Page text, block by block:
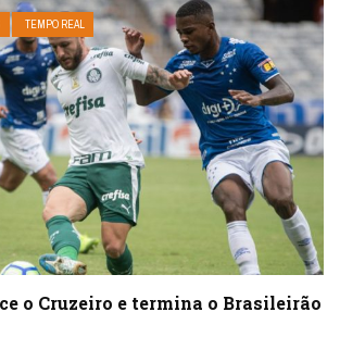
TEMPO REAL
o Cruzeiro e termina o Brasileirão